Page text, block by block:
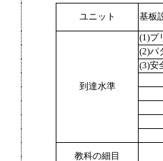
ユニット 基板
到達水準
(1)プ
(2)パ
(3)安
教科の細目